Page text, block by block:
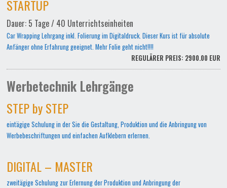
STARTUP
Dauer: 5 Tage / 40 Unterrichtseinheiten
Car Wrapping Lehrgang inkl. Folierung im Digitaldruck. Dieser Kurs ist für absolute
Anfänger ohne Erfahrung geeignet. Mehr Folie geht nicht!!!!
REGULÄRER PREIS: 2900.00 EUR
Werbetechnik Lehrgänge
STEP by STEP
eintägige Schulung in der Sie die Gestaltung, Produktion und die Anbringung von
Werbebeschriftungen und einfachen Aufklebern erlernen.
DIGITAL – MASTER
zweitägige Schulung zur Erlernung der Produktion und Anbringung der